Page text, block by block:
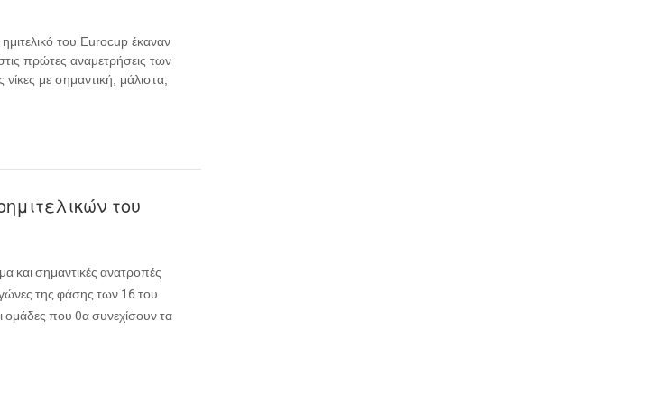
του Eurocup έκαναν
πρώτες αναμετρήσεις των
με σημαντική, μάλιστα,
του
και σημαντικές ανατροπές
της φάσης των 16 του
που θα συνεχίσουν τα